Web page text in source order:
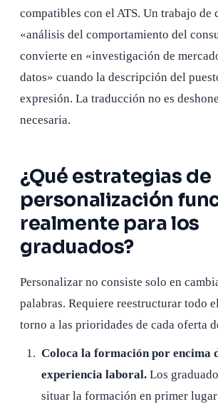
compatibles con el ATS. Un trabajo de
«análisis del comportamiento del
convierte en «investigación de
datos» cuando la descripción del
expresión. La traducción no es
necesaria.
¿Qué estrategias de
personalización
realmente para los
graduados?
Personalizar no consiste solo en
palabras. Requiere reestructurar todo
torno a las prioridades de cada oferta
Coloca la formación por encima
experiencia laboral.Los
situar la formación en primer